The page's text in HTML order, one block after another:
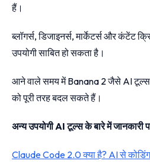
हैं।
ब्लॉगर्स, डिजाइनर्स, मार्केटर्स और कंटेंट
उपयोगी साबित हो सकता है।
आने वाले समय में Banana 2 जैसे AI
को पूरी तरह बदल सकते हैं।
अन्य उपयोगी AI टूल्स के बारे में जानकारी
Claude Code 2.0 क्या है? AI से कोडिंग